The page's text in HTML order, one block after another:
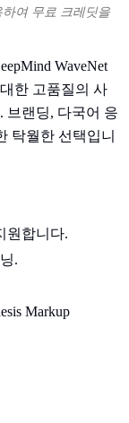
하여 무료 크레딧을
WaveNet
한 고품질의 사
브랜딩, 다국어 응
탁월한 선택입니
원합니다.
.
Markup